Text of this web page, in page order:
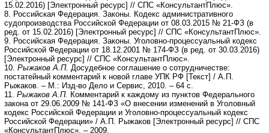
15.02.2016) [Электронный ресурс] // СПС «КонсультантПлюс».
8. Российская Федерация. Законы. Кодекс административного
судопроизводства Российской Федерации от 08.03.2015 № 21-ФЗ (в
ред. от 15.02.2016) [Электронный ресурс] // СПС «КонсультантПлюс».
9. Российская Федерация. Законы. Уголовно-процессуальный кодекс
Российской Федерации от 18.12.2001 № 174-ФЗ (в ред. от 30.03.2016)
[Электронный ресурс] // СПС «КонсультантПлюс».
10. Рыжаков А.П. Досудебное соглашение о сотрудничестве:
постатейный комментарий к новой главе УПК РФ [Текст] / А.П.
Рыжаков. – М.: Изд-во Дело и Сервис, 2010. – 64 с.
11. Рыжаков А.П. Комментарий к каждому из пунктов Федерального
закона от 29.06.2009 № 141-ФЗ «О внесении изменений в Уголовный
кодекс Российской Федерации и Уголовно-процессуальный кодекс
Российской Федерации» / А.П. Рыжаков [Электронный ресурс] // СПС
«КонсультантПлюс». – 2009.